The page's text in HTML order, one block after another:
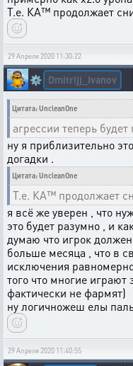
Т.е. КА™ продолжает
29 Апреля 2020 11:30:22
⚙️ Dmitrijj_Ivanov
Цитата: UncleanOne
агрессии теперь
ну я приблизительно
догадки .
Цитата: UncleanOne
Т.е. КА™ продолжает
я всё же уверен , что
это будет разумно , и
думаю что игрок
больше месяца , что в
исключения
того что многие
фактически не фармят)
ну логичножеш елы
29 Апреля 2020 11:40:55